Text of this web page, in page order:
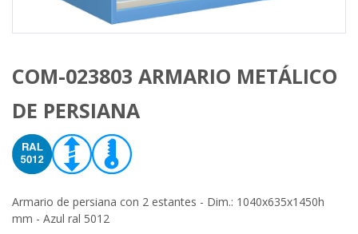
COM-023803 ARMARIO METÁLICO
DE PERSIANA
Armario de persiana con 2 estantes - Dim.: 1040x635x1450h
mm - Azul ral 5012